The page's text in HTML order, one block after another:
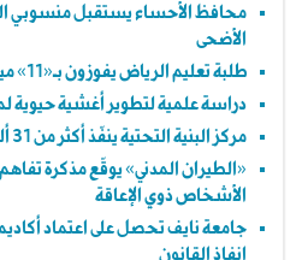
محافظ الأحساء يستقبل منسوبي
الأضحى
طلبة تعليم الرياض يفوزون بـ«11» ميدالية في أولمبياد «نسمو»
دراسة علمية لتطوير أغشية حيوية
مركز البنية التحتية ينفّذ أكثر من 31 ألف جولة رقابية
«الطيران المدني» يوقّع مذكرة
الأشخاص ذوي الإعاقة
جامعة نايف تحصل على اعتماد
إنفاذ القانون